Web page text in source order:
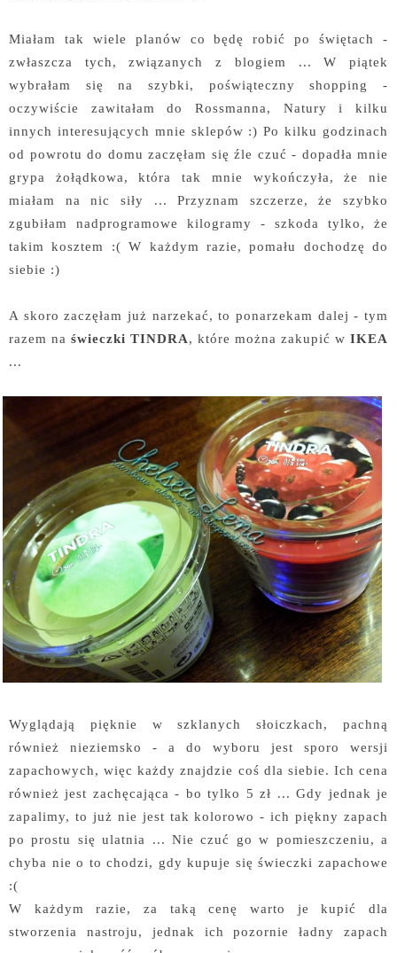
Miałam tak wiele planów co będę robić po świętach -
zwłaszcza tych, związanych z blogiem ... W piątek
wybrałam się na szybki, poświąteczny shopping -
oczywiście zawitałam do Rossmanna, Natury i kilku
innych interesujących mnie sklepów :) Po kilku godzinach
od powrotu do domu zaczęłam się źle czuć - dopadła mnie
grypa żołądkowa, która tak mnie wykończyła, że nie
miałam na nic siły ... Przyznam szczerze, że szybko
zgubiłam nadprogramowe kilogramy - szkoda tylko, że
takim kosztem :( W każdym razie, pomału dochodzę do
siebie :)
A skoro zaczęłam już narzekać, to ponarzekam dalej - tym
razem na świeczki TINDRA, które można zakupić w IKEA
...
Wyglądają pięknie w szklanych słoiczkach, pachną
również nieziemsko - a do wyboru jest sporo wersji
zapachowych, więc każdy znajdzie coś dla siebie. Ich cena
również jest zachęcająca - bo tylko 5 zł ... Gdy jednak je
zapalimy, to już nie jest tak kolorowo - ich piękny zapach
po prostu się ulatnia ... Nie czuć go w pomieszczeniu, a
chyba nie o to chodzi, gdy kupuje się świeczki zapachowe
:(
W każdym razie, za taką cenę warto je kupić dla
stworzenia nastroju, jednak ich pozornie ładny zapach